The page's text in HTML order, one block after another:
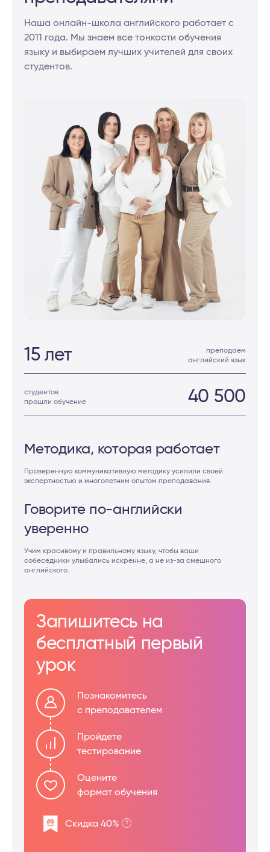
Наша онлайн-школа английского работает с
2011 года. Мы знаем все тонкости обучения
языку и выбираем лучших учителей для своих
студентов.
15 лет
преподаем
английский язык
40 500
студентов
прошли обучение
Методика, которая работает
Проверенную коммуникативную методику усилили своей
экспертностью и многолетним опытом преподавания.
Говорите по-английски
уверенно
Учим красивому и правильному языку, чтобы ваши
собеседники улыбались искренне, а не из-за смешного
английского.
Запишитесь на
бесплатный первый
урок
Познакомитесь
с преподавателем
Пройдете
тестирование
Оцените
формат обучения
Скидка 40%